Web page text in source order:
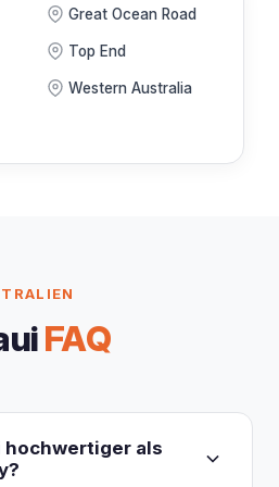
Great Ocean Road
Top End
Western Australia
FAQ
hochwertiger als